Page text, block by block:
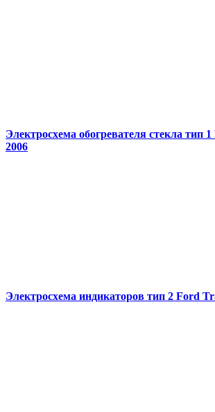
Электросхема обогревателя стекла тип
2006
Электросхема индикаторов тип 2 Ford